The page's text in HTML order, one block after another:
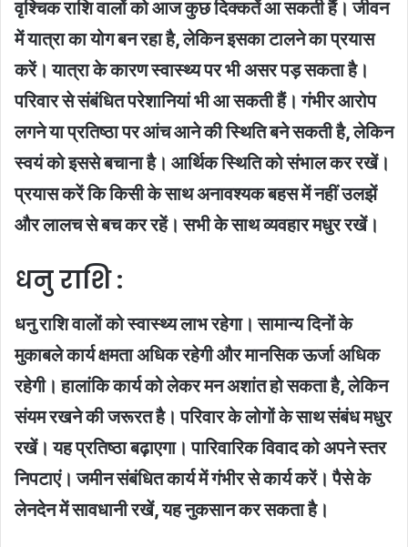
वृश्चिक राशि वालों को आज कुछ दिक्कतें आ सकती हैं। जीवन
में यात्रा का योग बन रहा है, लेकिन इसका टालने का प्रयास
करें। यात्रा के कारण स्वास्थ्य पर भी असर पड़ सकता है।
परिवार से संबंधित परेशानियां भी आ सकती हैं। गंभीर आरोप
लगने या प्रतिष्ठा पर आंच आने की स्थिति बने सकती है, लेकिन
स्वयं को इससे बचाना है। आर्थिक स्थिति को संभाल कर रखें।
प्रयास करें कि किसी के साथ अनावश्यक बहस में नहीं उलझें
और लालच से बच कर रहें। सभी के साथ व्यवहार मधुर रखें।
धनु राशि :
धनु राशि वालों को स्वास्थ्य लाभ रहेगा। सामान्य दिनों के
मुकाबले कार्य क्षमता अधिक रहेगी और मानसिक ऊर्जा अधिक
रहेगी। हालांकि कार्य को लेकर मन अशांत हो सकता है, लेकिन
संयम रखने की जरूरत है। परिवार के लोगों के साथ संबंध मधुर
रखें। यह प्रतिष्ठा बढ़ाएगा। पारिवारिक विवाद को अपने स्तर
निपटाएं। जमीन संबंधित कार्य में गंभीर से कार्य करें। पैसे के
लेनदेन में सावधानी रखें, यह नुकसान कर सकता है।